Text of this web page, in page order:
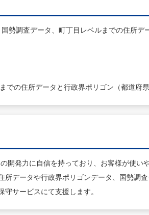
勢調査データ、町丁目レベルまでの住所デ
の住所データと行政界ポリゴン（都道府
開発力に自信を持っており、お客様が使い
データや行政界ポリゴンデータ、国勢調
サービスにて支援します。